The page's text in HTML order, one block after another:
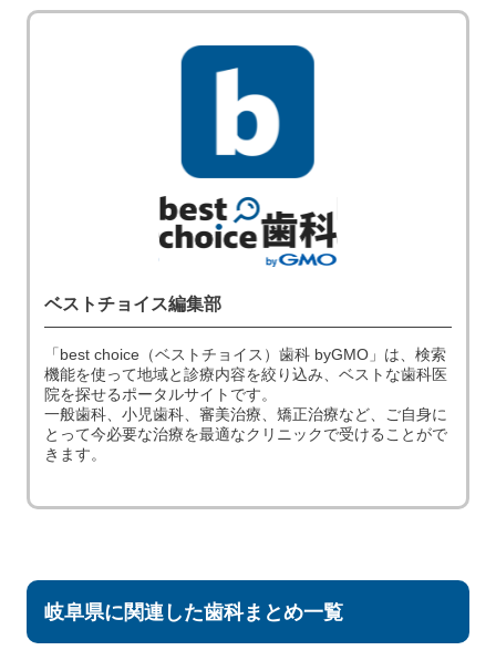
ベストチョイス編集部
「best choice（ベストチョイス）歯科 byGMO」は、検索
機能を使って地域と診療内容を絞り込み、ベストな歯科医
院を探せるポータルサイトです。
一般歯科、小児歯科、審美治療、矯正治療など、ご自身に
とって今必要な治療を最適なクリニックで受けることがで
きます。
岐阜県に関連した歯科まとめ一覧